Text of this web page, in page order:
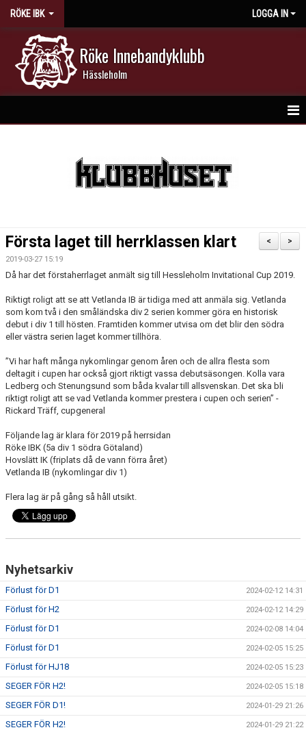
RÖKE IBK LOGGA IN
Röke Innebandyklubb
Hässleholm
MATCHER
WEBBSHOP
>
<
Första laget till herrklassen klart
2019-03-27 15:19
Då har det förstaherrlaget anmält sig till Hessleholm Invitational Cup 2019.
Riktigt roligt att se att Vetlanda IB är tidiga med att anmäla sig. Vetlanda
som kom två i den småländska div 2 serien kommer göra en historisk
debut i div 1 till hösten. Framtiden kommer utvisa om det blir den södra
eller västra serien laget kommer tillhöra.
”Vi har haft många nykomlingar genom åren och de allra flesta som
deltagit i cupen har också gjort riktigt vassa debutsäsongen. Kolla vara
Ledberg och Stenungsund som båda kvalar till allsvenskan. Det ska bli
riktigt roligt att se vad Vetlanda kommer prestera i cupen och serien” -
Rickard Träff, cupgeneral
Följande lag är klara för 2019 på herrsidan
Röke IBK (5a div 1 södra Götaland)
Hovslätt IK (friplats då de vann förra året)
Vetlanda IB (nykomlingar div 1)
Flera lag är på gång så håll utsikt.
Nyhetsarkiv
Förlust för D1 2024-02-12 14:31
Förlust för H2 2024-02-12 14:29
Förlust för D1 2024-02-08 14:04
Förlust för D1 2024-02-05 15:25
Förlust för HJ18 2024-02-05 15:23
SEGER FÖR H2! 2024-02-05 15:18
SEGER FÖR D1! 2024-01-29 21:26
SEGER FÖR H2! 2024-01-29 21:22